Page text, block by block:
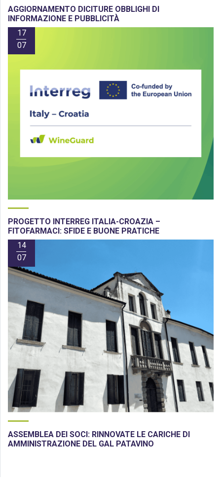
AGGIORNAMENTO DICITURE OBBLIGHI DI
INFORMAZIONE E PUBBLICITÀ
17
07
PROGETTO INTERREG ITALIA-CROAZIA –
FITOFARMACI: SFIDE E BUONE PRATICHE
14
07
ASSEMBLEA DEI SOCI: RINNOVATE LE CARICHE DI
AMMINISTRAZIONE DEL GAL PATAVINO